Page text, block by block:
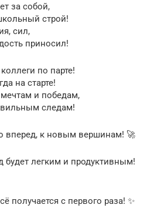
за собой,
строй!
сил,
приносил!
по парте!
на старте!
и победам,
следам!
вперед, к новым вершинам! 🚀
будет легким и продуктивным!
получается с первого раза! ✨